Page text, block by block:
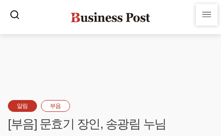
알림 부음
[부음] 문효기 장인, 송광림 누님